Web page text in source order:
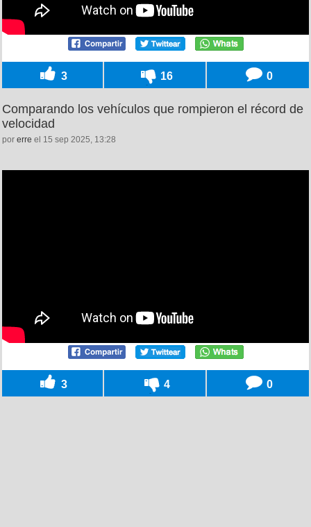
3 16 0
Comparando los vehículos que rompieron el récord de
velocidad
por erre el 15 sep 2025, 13:28
3 4 0